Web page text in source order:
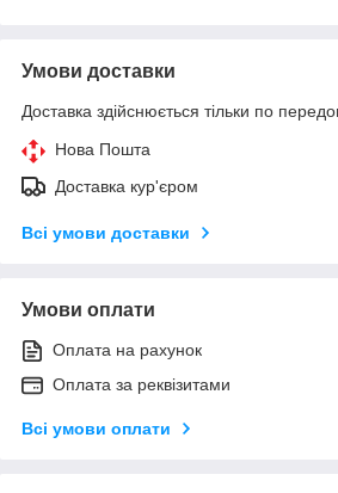
Умови доставки
Доставка здійснюється тільки по
Нова Пошта
Доставка кур'єром
Всі умови доставки
Умови оплати
Оплата на рахунок
Оплата за реквізитами
Всі умови оплати